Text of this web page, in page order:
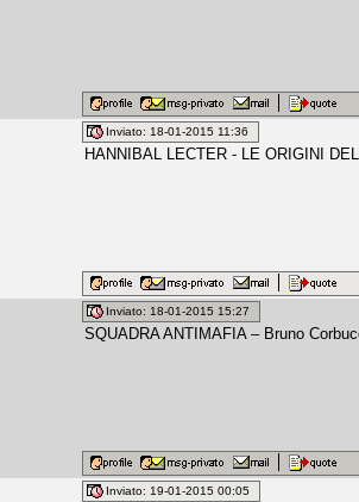
Inviato: 18-01-2015 11:36
HANNIBAL LECTER - LE ORIGINI
Inviato: 18-01-2015 15:27
SQUADRA ANTIMAFIA – Bruno
Inviato: 19-01-2015 00:05